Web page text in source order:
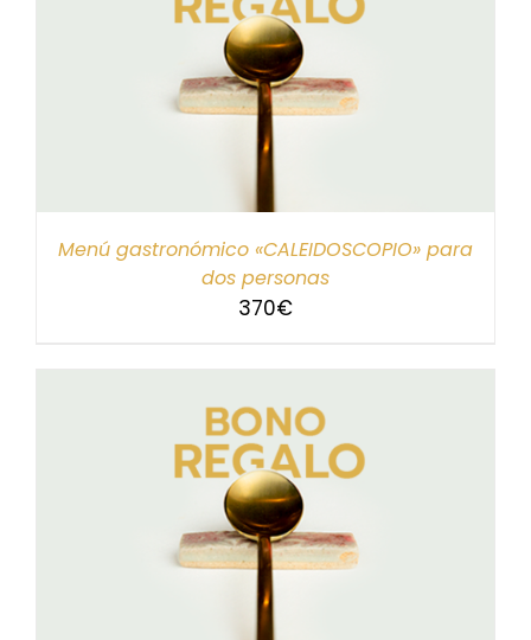
Menú gastronómico «CALEIDOSCOPIO» para
dos personas
370€